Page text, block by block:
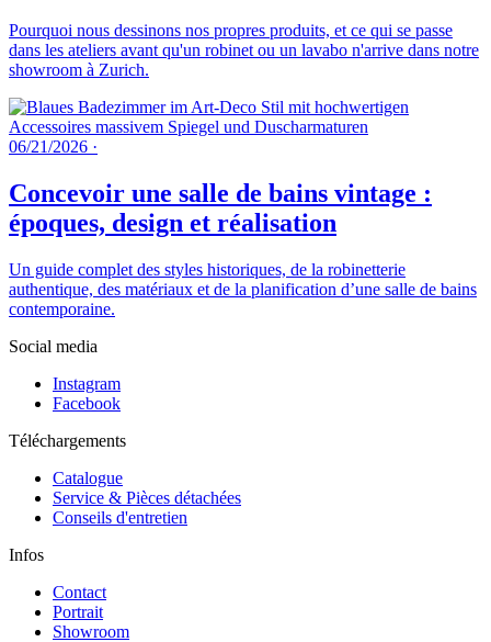
Pourquoi nous dessinons nos propres produits, et ce qui se passe
dans les ateliers avant qu'un robinet ou un lavabo n'arrive dans notre
showroom à Zurich.
06/21/2026 ·
Concevoir une salle de bains vintage :
époques, design et réalisation
Un guide complet des styles historiques, de la robinetterie
authentique, des matériaux et de la planification d’une salle de bains
contemporaine.
Social media
Instagram
Facebook
Téléchargements
Catalogue
Service & Pièces détachées
Conseils d'entretien
Infos
Contact
Portrait
Showroom